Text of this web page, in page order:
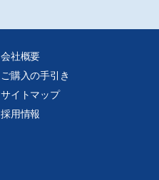
会社概要
ご購入の手引き
サイトマップ
採用情報